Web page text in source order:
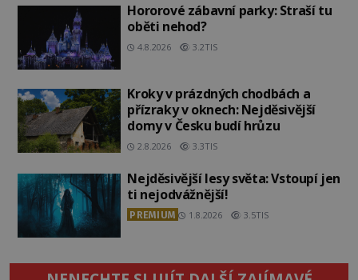
Hororové zábavní parky: Straší tu
oběti nehod?
4.8.2026 3.2TIS
Kroky v prázdných chodbách a
přízraky v oknech: Nejděsivější
domy v Česku budí hrůzu
2.8.2026 3.3TIS
Nejděsivější lesy světa: Vstoupí jen
ti nejodvážnější!
PREMIUM 1.8.2026 3.5TIS